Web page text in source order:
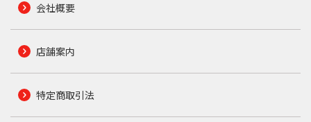
会社概要
店舗案内
特定商取引法